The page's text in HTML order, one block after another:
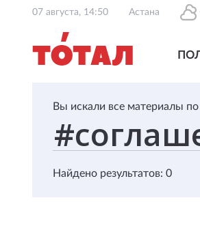
07 августа, 14:50 Астана
Вы искали все материалы по
Найдено результатов: 0